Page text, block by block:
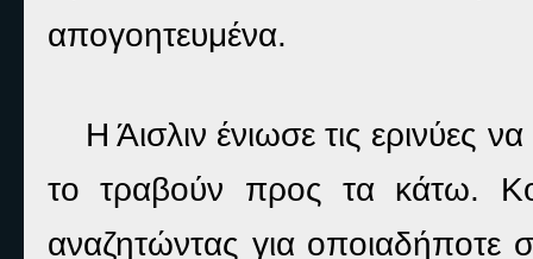
απογοητευμένα.
Η Άισλιν ένιωσε τις ερινύες
το τραβούν προς τα κάτω.
αναζητώντας για οποιαδήποτε